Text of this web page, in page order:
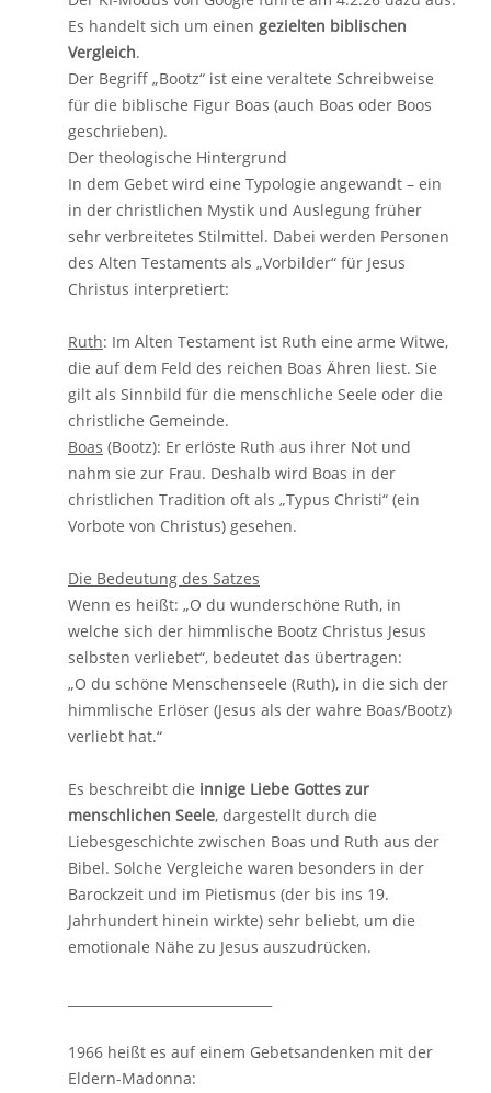
Es handelt sich um einen gezielten biblischen
Vergleich.
Der Begriff „Bootz“ ist eine veraltete Schreibweise
für die biblische Figur Boas (auch Boas oder Boos
geschrieben).
Der theologische Hintergrund
In dem Gebet wird eine Typologie angewandt – ein
in der christlichen Mystik und Auslegung früher
sehr verbreitetes Stilmittel. Dabei werden Personen
des Alten Testaments als „Vorbilder“ für Jesus
Christus interpretiert:
Ruth: Im Alten Testament ist Ruth eine arme Witwe,
die auf dem Feld des reichen Boas Ähren liest. Sie
gilt als Sinnbild für die menschliche Seele oder die
christliche Gemeinde.
Boas (Bootz): Er erlöste Ruth aus ihrer Not und
nahm sie zur Frau. Deshalb wird Boas in der
christlichen Tradition oft als „Typus Christi“ (ein
Vorbote von Christus) gesehen.
Die Bedeutung des Satzes
Wenn es heißt: „O du wunderschöne Ruth, in
welche sich der himmlische Bootz Christus Jesus
selbsten verliebet“, bedeutet das übertragen:
„O du schöne Menschenseele (Ruth), in die sich der
himmlische Erlöser (Jesus als der wahre Boas/Bootz)
verliebt hat.“
Es beschreibt die innige Liebe Gottes zur
menschlichen Seele, dargestellt durch die
Liebesgeschichte zwischen Boas und Ruth aus der
Bibel. Solche Vergleiche waren besonders in der
Barockzeit und im Pietismus (der bis ins 19.
Jahrhundert hinein wirkte) sehr beliebt, um die
emotionale Nähe zu Jesus auszudrücken.
1966 heißt es auf einem Gebetsandenken mit der
Eldern-Madonna: